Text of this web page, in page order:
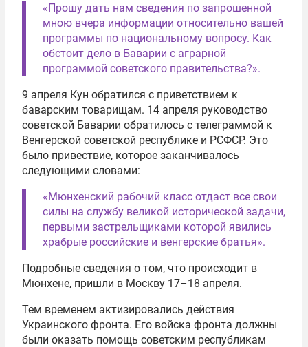
«Прошу дать нам сведения по запрошенной
мною вчера информации относительно вашей
программы по национальному вопросу. Как
обстоит дело в Баварии с аграрной
программой советского правительства?».
9 апреля Кун обратился с приветствием к
баварским товарищам. 14 апреля руководство
советской Баварии обратилось с телеграммой к
Венгерской советской республике и РСФСР. Это
было привествие, которое заканчивалось
следующими словами:
«Мюнхенский рабочий класс отдаст все свои
силы на службу великой исторической задачи,
первыми застрельщиками которой явились
храбрые российские и венгерские братья».
Подробные сведения о том, что происходит в
Мюнхене, пришли в Москву 17–18 апреля.
Тем временем актизировались действия
Украинского фронта. Его войска фронта должны
были оказать помощь советским республикам